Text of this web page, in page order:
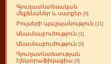
Գյուղատնտեսական
մեքենաներ և սարքեր [0]
Բույսերի պաշպանություն [11]
Անասնաբուծություն [1]
Անասնաբուժություն [0]
Գյուղատնտեսության
էլեկտրաֆիկացիա [0]